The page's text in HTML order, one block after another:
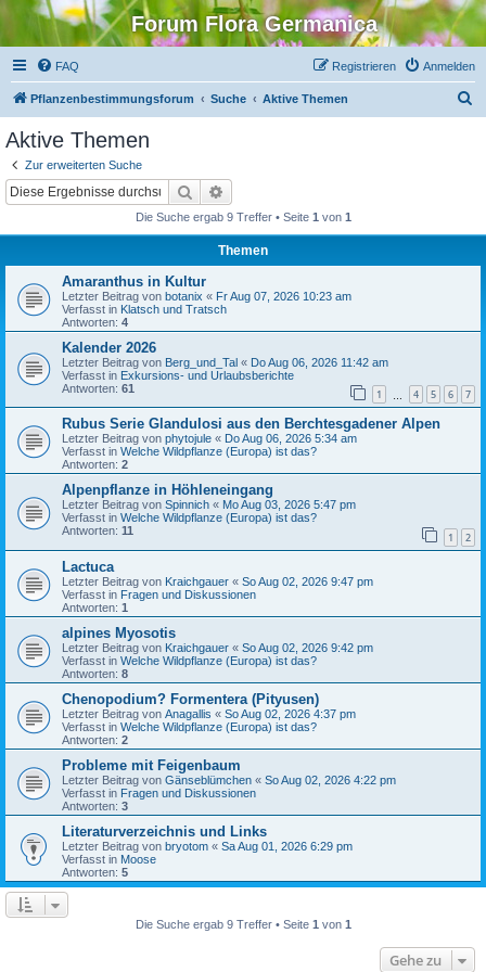
Forum Flora Germanica
FAQ Anmelden
Registrieren
Pflanzenbestimmungsforum Suche Aktive Themen
Aktive Themen
Zur erweiterten Suche
Suche
Die Suche ergab 9 Treffer • Seite 1 von 1
Themen
Amaranthus in Kultur
Letzter Beitrag von botanix « Fr Aug 07, 2026 10:23 am
Verfasst in Klatsch und Tratsch
Antworten: 4
Kalender 2026
Letzter Beitrag von Berg_und_Tal « Do Aug 06, 2026 11:42 am
Verfasst in Exkursions- und Urlaubsberichte
Antworten: 61 1 4 5 6 7
Rubus Serie Glandulosi aus den Berchtesgadener Alpen
Letzter Beitrag von phytojule « Do Aug 06, 2026 5:34 am
Verfasst in Welche Wildpflanze (Europa) ist das?
Antworten: 2
Alpenpflanze in Höhleneingang
Letzter Beitrag von Spinnich « Mo Aug 03, 2026 5:47 pm
Verfasst in Welche Wildpflanze (Europa) ist das?
Antworten: 11 1 2
Lactuca
Letzter Beitrag von Kraichgauer « So Aug 02, 2026 9:47 pm
Verfasst in Fragen und Diskussionen
Antworten: 1
alpines Myosotis
Letzter Beitrag von Kraichgauer « So Aug 02, 2026 9:42 pm
Verfasst in Welche Wildpflanze (Europa) ist das?
Antworten: 8
Chenopodium? Formentera (Pityusen)
Letzter Beitrag von Anagallis « So Aug 02, 2026 4:37 pm
Verfasst in Welche Wildpflanze (Europa) ist das?
Antworten: 2
Probleme mit Feigenbaum
Letzter Beitrag von Gänseblümchen « So Aug 02, 2026 4:22 pm
Verfasst in Fragen und Diskussionen
Antworten: 3
Literaturverzeichnis und Links
Letzter Beitrag von bryotom « Sa Aug 01, 2026 6:29 pm
Verfasst in Moose
Antworten: 5
Die Suche ergab 9 Treffer • Seite 1 von 1
Gehe zu